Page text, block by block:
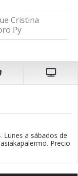
Cristina
Py
Lunes a sábados de
Precio